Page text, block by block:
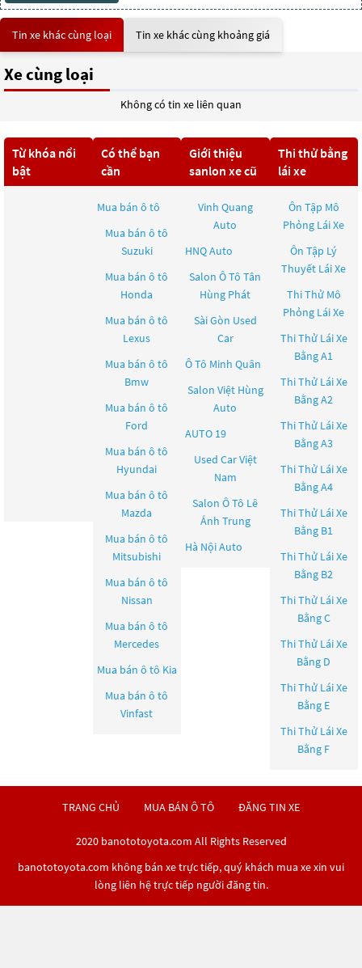
Tin xe khác cùng loại Tin xe khác cùng khoảng giá
Xe cùng loại
Không có tin xe liên quan
Từ khóa nổi
bật
Có thể bạn
cần
Mua bán ô tô
Mua bán ô tô
Suzuki
Mua bán ô tô
Honda
Mua bán ô tô
Lexus
Mua bán ô tô
Bmw
Mua bán ô tô
Ford
Mua bán ô tô
Hyundai
Mua bán ô tô
Mazda
Mua bán ô tô
Mitsubishi
Mua bán ô tô
Nissan
Mua bán ô tô
Mercedes
Mua bán ô tô Kia
Mua bán ô tô
Vinfast
Giới thiệu
sanlon xe cũ
Vinh Quang
Auto
HNQ Auto
Salon Ô Tô Tân
Hùng Phát
Sài Gòn Used
Car
Ô Tô Minh Quân
Salon Việt Hùng
Auto
AUTO 19
Used Car Việt
Nam
Salon Ô Tô Lê
Ánh Trung
Hà Nội Auto
Thi thử bằng
lái xe
Ôn Tập Mô
Phỏng Lái Xe
Ôn Tập Lý
Thuyết Lái Xe
Thi Thử Mô
Phỏng Lái Xe
Thi Thử Lái Xe
Bằng A1
Thi Thử Lái Xe
Bằng A2
Thi Thử Lái Xe
Bằng A3
Thi Thử Lái Xe
Bằng A4
Thi Thử Lái Xe
Bằng B1
Thi Thử Lái Xe
Bằng B2
Thi Thử Lái Xe
Bằng C
Thi Thử Lái Xe
Bằng D
Thi Thử Lái Xe
Bằng E
Thi Thử Lái Xe
Bằng F
TRANG CHỦ MUA BÁN Ô TÔ ĐĂNG TIN XE
2020 banototoyota.com All Rights Reserved
banototoyota.com không bán xe trực tiếp, quý khách mua xe xin vui
lòng liên hệ trực tiếp người đăng tin.